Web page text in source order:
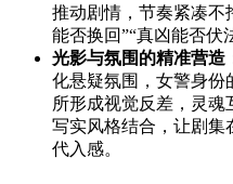
推动剧情，节奏紧凑不
能否换回”“真凶能否伏
光影与氛围的精准营造
化悬疑氛围，女警身份
所形成视觉反差，灵
写实风格结合，让剧集
代入感。